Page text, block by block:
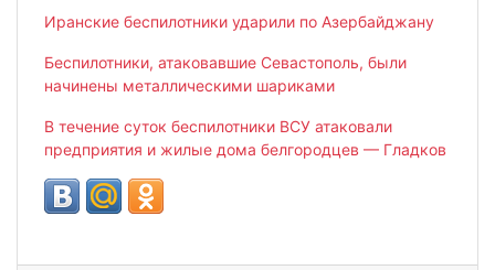
Иранские беспилотники ударили по Азербайджану
Беспилотники, атаковавшие Севастополь, были
начинены металлическими шариками
В течение суток беспилотники ВСУ атаковали
предприятия и жилые дома белгородцев — Гладков